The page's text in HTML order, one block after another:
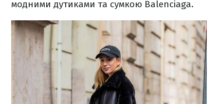
модними дутиками та сумкою Balenciaga.